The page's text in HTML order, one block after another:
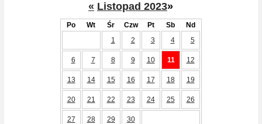
« Listopad 2023»
Po Wt Śr Czw Pt Sb
Nd
1
2 3 4 5
6 7 8 9 10 11 12
13 14 15 16 17 18 19
20 21 22 23 24 25 26
27 28 29 30